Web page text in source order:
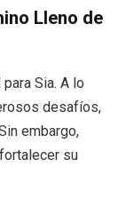
Lleno de
Sia. A lo
desafíos,
embargo,
su